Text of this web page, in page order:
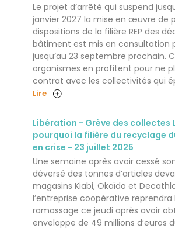
Le projet d’arrêté qui suspend
janvier 2027 la mise en œuvre de
dispositions de la filière REP des
bâtiment est mis en consultation
jusqu’au 23 septembre prochain.
organismes en profitent pour ne
contrat avec les collectivités qui
Lire
Libération - Grève des collectes
pourquoi la filière du recyclage
en crise - 23 juillet 2025
Une semaine après avoir cessé
déversé des tonnes d’articles
magasins Kiabi, Okaïdo et
l’entreprise coopérative reprendra
ramassage ce jeudi après avoir
enveloppe de 49 millions d’euros